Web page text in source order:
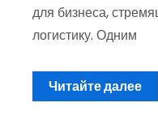
для бизнеса,
логистику. Одним
Читайте далее